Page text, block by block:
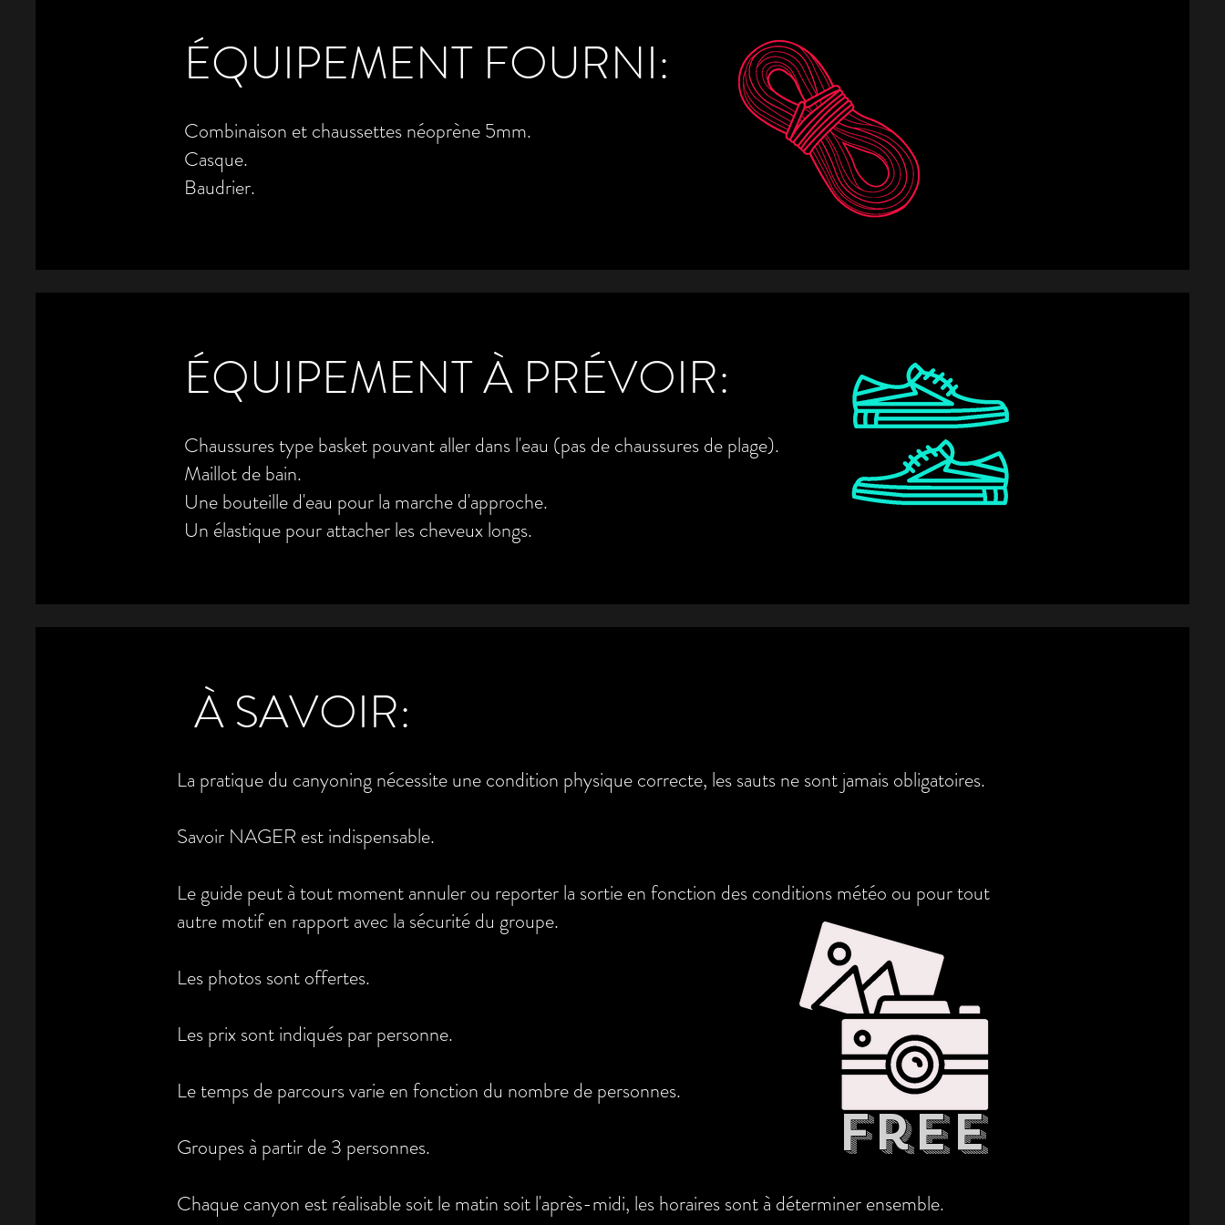
ÉQUIPEMENT FOURNI:
Combinaison et chaussettes néoprène 5mm.
Casque.
Baudrier.
ÉQUIPEMENT À PRÉVOIR:
Chaussures type basket pouvant aller dans l'eau (pas de chaussures de plage).
Maillot de bain.
Une bouteille d'eau pour la marche d'approche.
Un élastique pour attacher les cheveux longs.
À SAVOIR:
La pratique du canyoning nécessite une condition physique correcte, les sauts ne sont jamais obligatoires.
Savoir NAGER est indispensable.
Le guide peut à tout moment annuler ou reporter la sortie en fonction des conditions météo ou pour tout
autre motif en rapport avec la sécurité du groupe.
Les photos sont offertes.
Les prix sont indiqués par personne.
Le temps de parcours varie en fonction du nombre de personnes.
Groupes à partir de 3 personnes.
Chaque canyon est réalisable soit le matin soit l'après-midi, les horaires sont à déterminer ensemble.
free